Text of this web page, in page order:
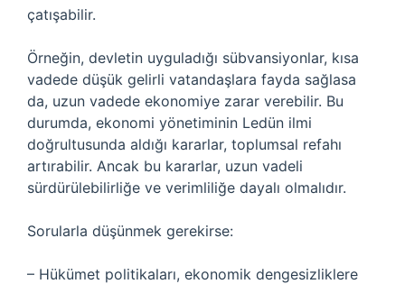
çatışabilir.
Örneğin, devletin uyguladığı sübvansiyonlar, kısa
vadede düşük gelirli vatandaşlara fayda sağlasa
da, uzun vadede ekonomiye zarar verebilir. Bu
durumda, ekonomi yönetiminin Ledün ilmi
doğrultusunda aldığı kararlar, toplumsal refahı
artırabilir. Ancak bu kararlar, uzun vadeli
sürdürülebilirliğe ve verimliliğe dayalı olmalıdır.
Sorularla düşünmek gerekirse:
– Hükümet politikaları, ekonomik dengesizliklere